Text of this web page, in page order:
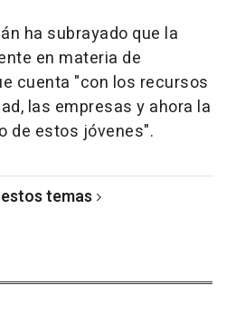
ha subrayado que la
en materia de
cuenta "con los recursos
las empresas y ahora la
de estos jóvenes".
temas